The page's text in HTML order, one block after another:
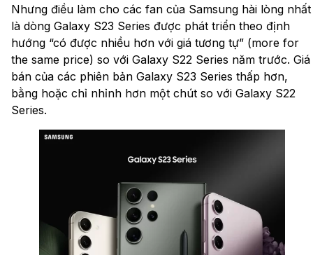
Nhưng điều làm cho các fan của Samsung hài lòng nhất
là dòng Galaxy S23 Series được phát triển theo định
hướng “có được nhiều hơn với giá tương tự” (more for
the same price) so với Galaxy S22 Series năm trước. Giá
bán của các phiên bản Galaxy S23 Series thấp hơn,
bằng hoặc chỉ nhỉnh hơn một chút so với Galaxy S22
Series.